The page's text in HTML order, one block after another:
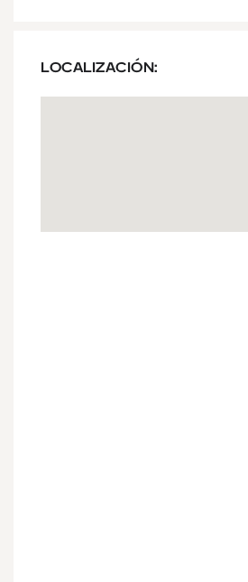
LOCALIZACIÓN: